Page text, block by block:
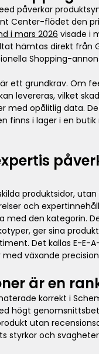
påverkar
Center-flödet den
i mars 2026 visade i
hämtas direkt
Shopping-
ett grundkrav. Om
levereras, vilket
med opålitlig data.
finns i lager i en
produktsidor,
och
med den kategorin.
ger sina
Det kallas E-E-
växande
är en
korrekt i
högt
utan
styrkor och